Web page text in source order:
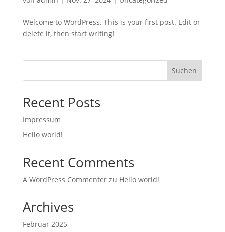
Welcome to WordPress. This is your first post. Edit or
delete it, then start writing!
Suchen
Recent Posts
Impressum
Hello world!
Recent Comments
A WordPress Commenterzu Hello world!
Archives
Februar 2025